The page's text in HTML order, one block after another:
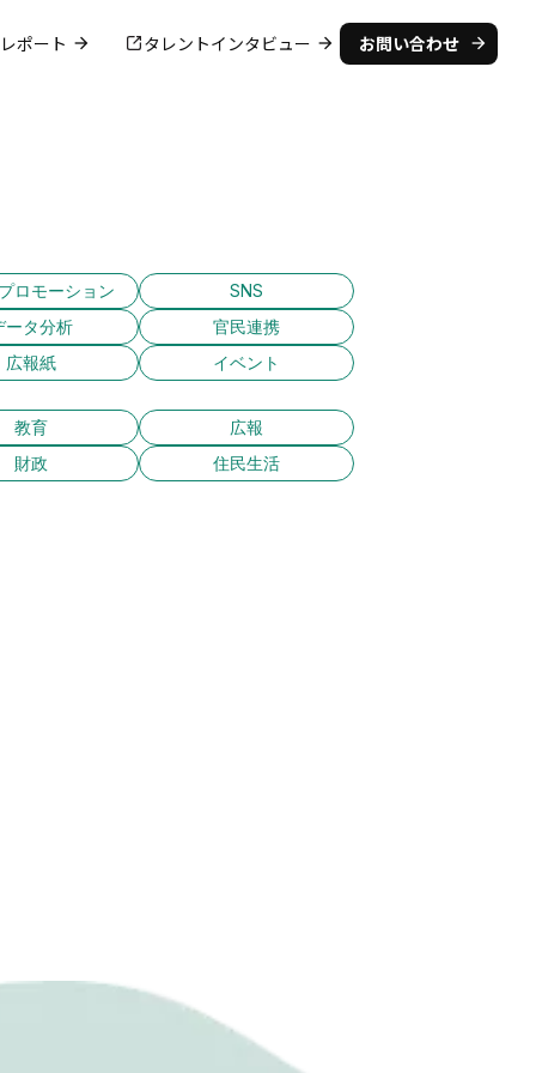
ポート arrow_forward タレントインタビュー arrow_forward お問い合わせ arrow_forward
ロモーション
SNS
ータ分析
官民連携
広報紙
イベント
教育
広報
財政
住民生活